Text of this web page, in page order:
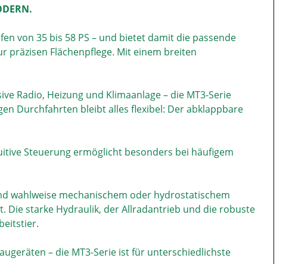
von 35 bis 58 PS – und bietet damit die passende
präzisen Flächenpflege. Mit einem breiten
Radio, Heizung und Klimaanlage – die MT3-Serie
Durchfahrten bleibt alles flexibel: Der abklappbare
Steuerung ermöglicht besonders bei häufigem
wahlweise mechanischem oder hydrostatischem
Die starke Hydraulik, der Allradantrieb und die robuste
– die MT3-Serie ist für unterschiedlichste